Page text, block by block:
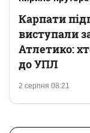
2 серпня 08:21
Карпати
виступали
Атлетико:
до УПЛ